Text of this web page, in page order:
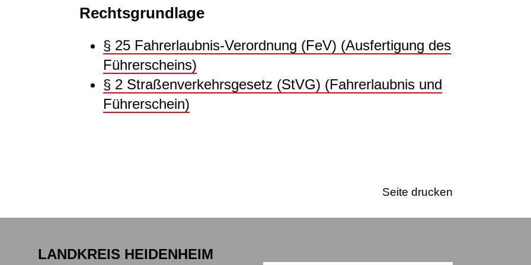
Rechtsgrundlage
§ 25 Fahrerlaubnis-Verordnung (FeV) (Ausfertigung des
Führerscheins)
§ 2 Straßenverkehrsgesetz (StVG) (Fahrerlaubnis und
Führerschein)
Seite drucken
LANDKREIS HEIDENHEIM